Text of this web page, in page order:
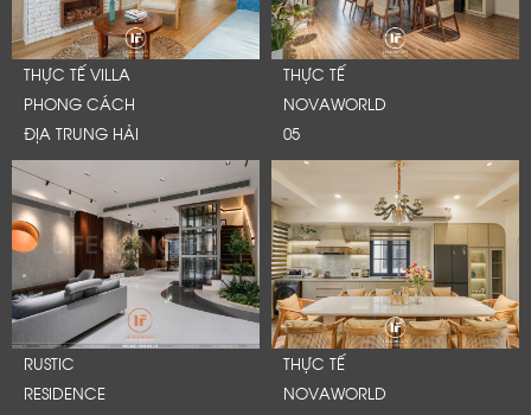
THỰC TẾ VILLA
PHONG CÁCH
ĐỊA TRUNG HẢI
THỰC TẾ
NOVAWORLD
05
RUSTIC
RESIDENCE
THỰC TẾ
NOVAWORLD